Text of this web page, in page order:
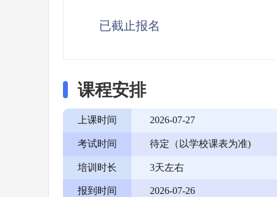
已截止报名
课程安排
上课时间 2026-07-27
考试时间 待定（以学校课表为准)
培训时长 3天左右
报到时间 2026-07-26